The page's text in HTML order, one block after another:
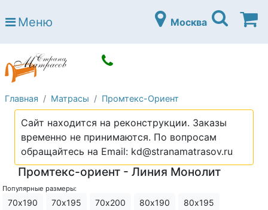
Страна матрасов
Open submenu (Матрасы)
Open submenu (Кровати)
Кровати
Open submenu (Аксессуары)
Open submenu (Диваны)
Диваны
Open submenu (Постельное белье)
Постельное белье
Open submenu (Мебель)
Мебель
Open submenu (Основания)
Основания
Open submenu (Детские матрасы)
Детские матрасы
Меню Москва
Главная Матрасы Промтекс-Ориент
Сайт находится на реконструкции. Заказы
временно не принимаются. По вопросам
обращайтесь на Email: kd@stranamatrasov.ru
Промтекс-ориент - Линия Монолит
Популярные размеры:
70х190 70х195 70х200 80х190 80х195